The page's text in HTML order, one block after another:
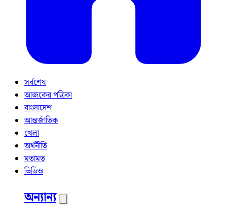
সর্বশেষ
আজকের পত্রিকা
বাংলাদেশ
আন্তর্জাতিক
খেলা
অর্থনীতি
মতামত
ভিডিও
অন্যান্য